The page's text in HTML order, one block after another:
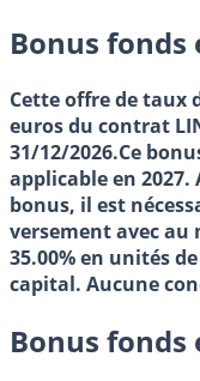
Bonus fonds
Cette offre de taux
euros du contrat
31/12/2026.Ce
applicable en 2027.
bonus, il est
versement avecau
35.00% en unités
capital. Aucune
Bonus fonds